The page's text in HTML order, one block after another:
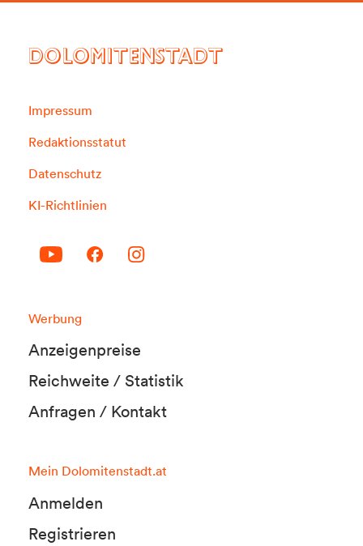
DOLOMITENSTADT
Impressum
Redaktionsstatut
Datenschutz
KI-Richtlinien
Werbung
Anzeigenpreise
Reichweite / Statistik
Anfragen / Kontakt
Mein Dolomitenstadt.at
Anmelden
Registrieren